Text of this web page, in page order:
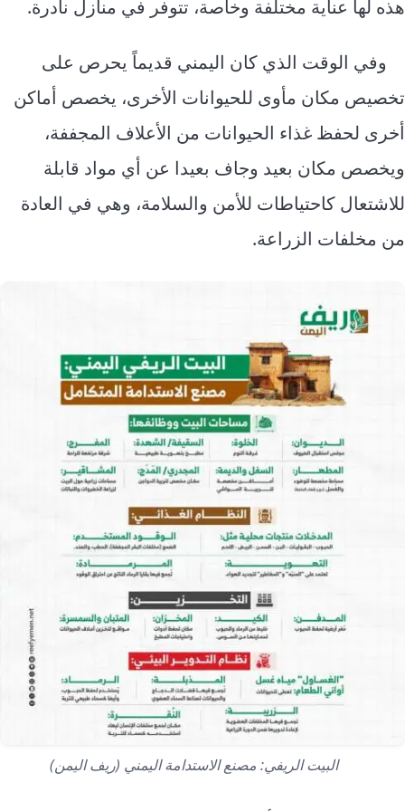
هذه لها عناية مختلفة وخاصة، تتوفر في منازل نادرة.
وفي الوقت الذي كان اليمني قديماً يحرص على
تخصيص مكان مأوى للحيوانات الأخرى، يخصص أماكن
أخرى لحفظ غذاء الحيوانات من الأعلاف المجففة،
ويخصص مكان بعيد وجاف بعيدا عن أي مواد قابلة
للاشتعال كاحتياطات للأمن والسلامة، وهي في العادة
من مخلفات الزراعة.
البيت الريفي: مصنع الاستدامة اليمني (ريف اليمن)